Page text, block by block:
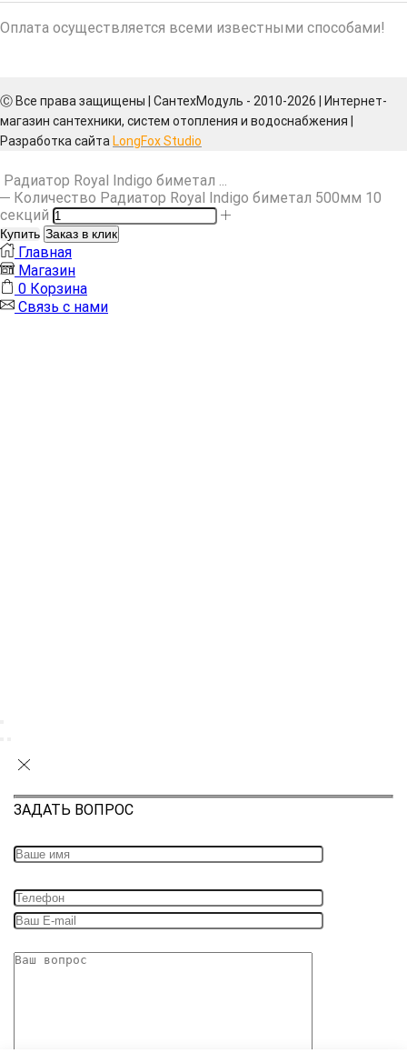
Оплата осуществляется всеми известными способами!
Ⓒ Все права защищены | СантехМодуль - 2010-2026 | Интернет-
магазин сантехники, систем отопления и водоснабжения |
Разработка сайта LongFox Studio
Радиатор Royal Indigo биметал ...
Количество Радиатор Royal Indigo биметал 500мм 10
секций
Купить Заказ в клик
Главная
Магазин
0 Корзина
Связь с нами
ЗАДАТЬ ВОПРОС